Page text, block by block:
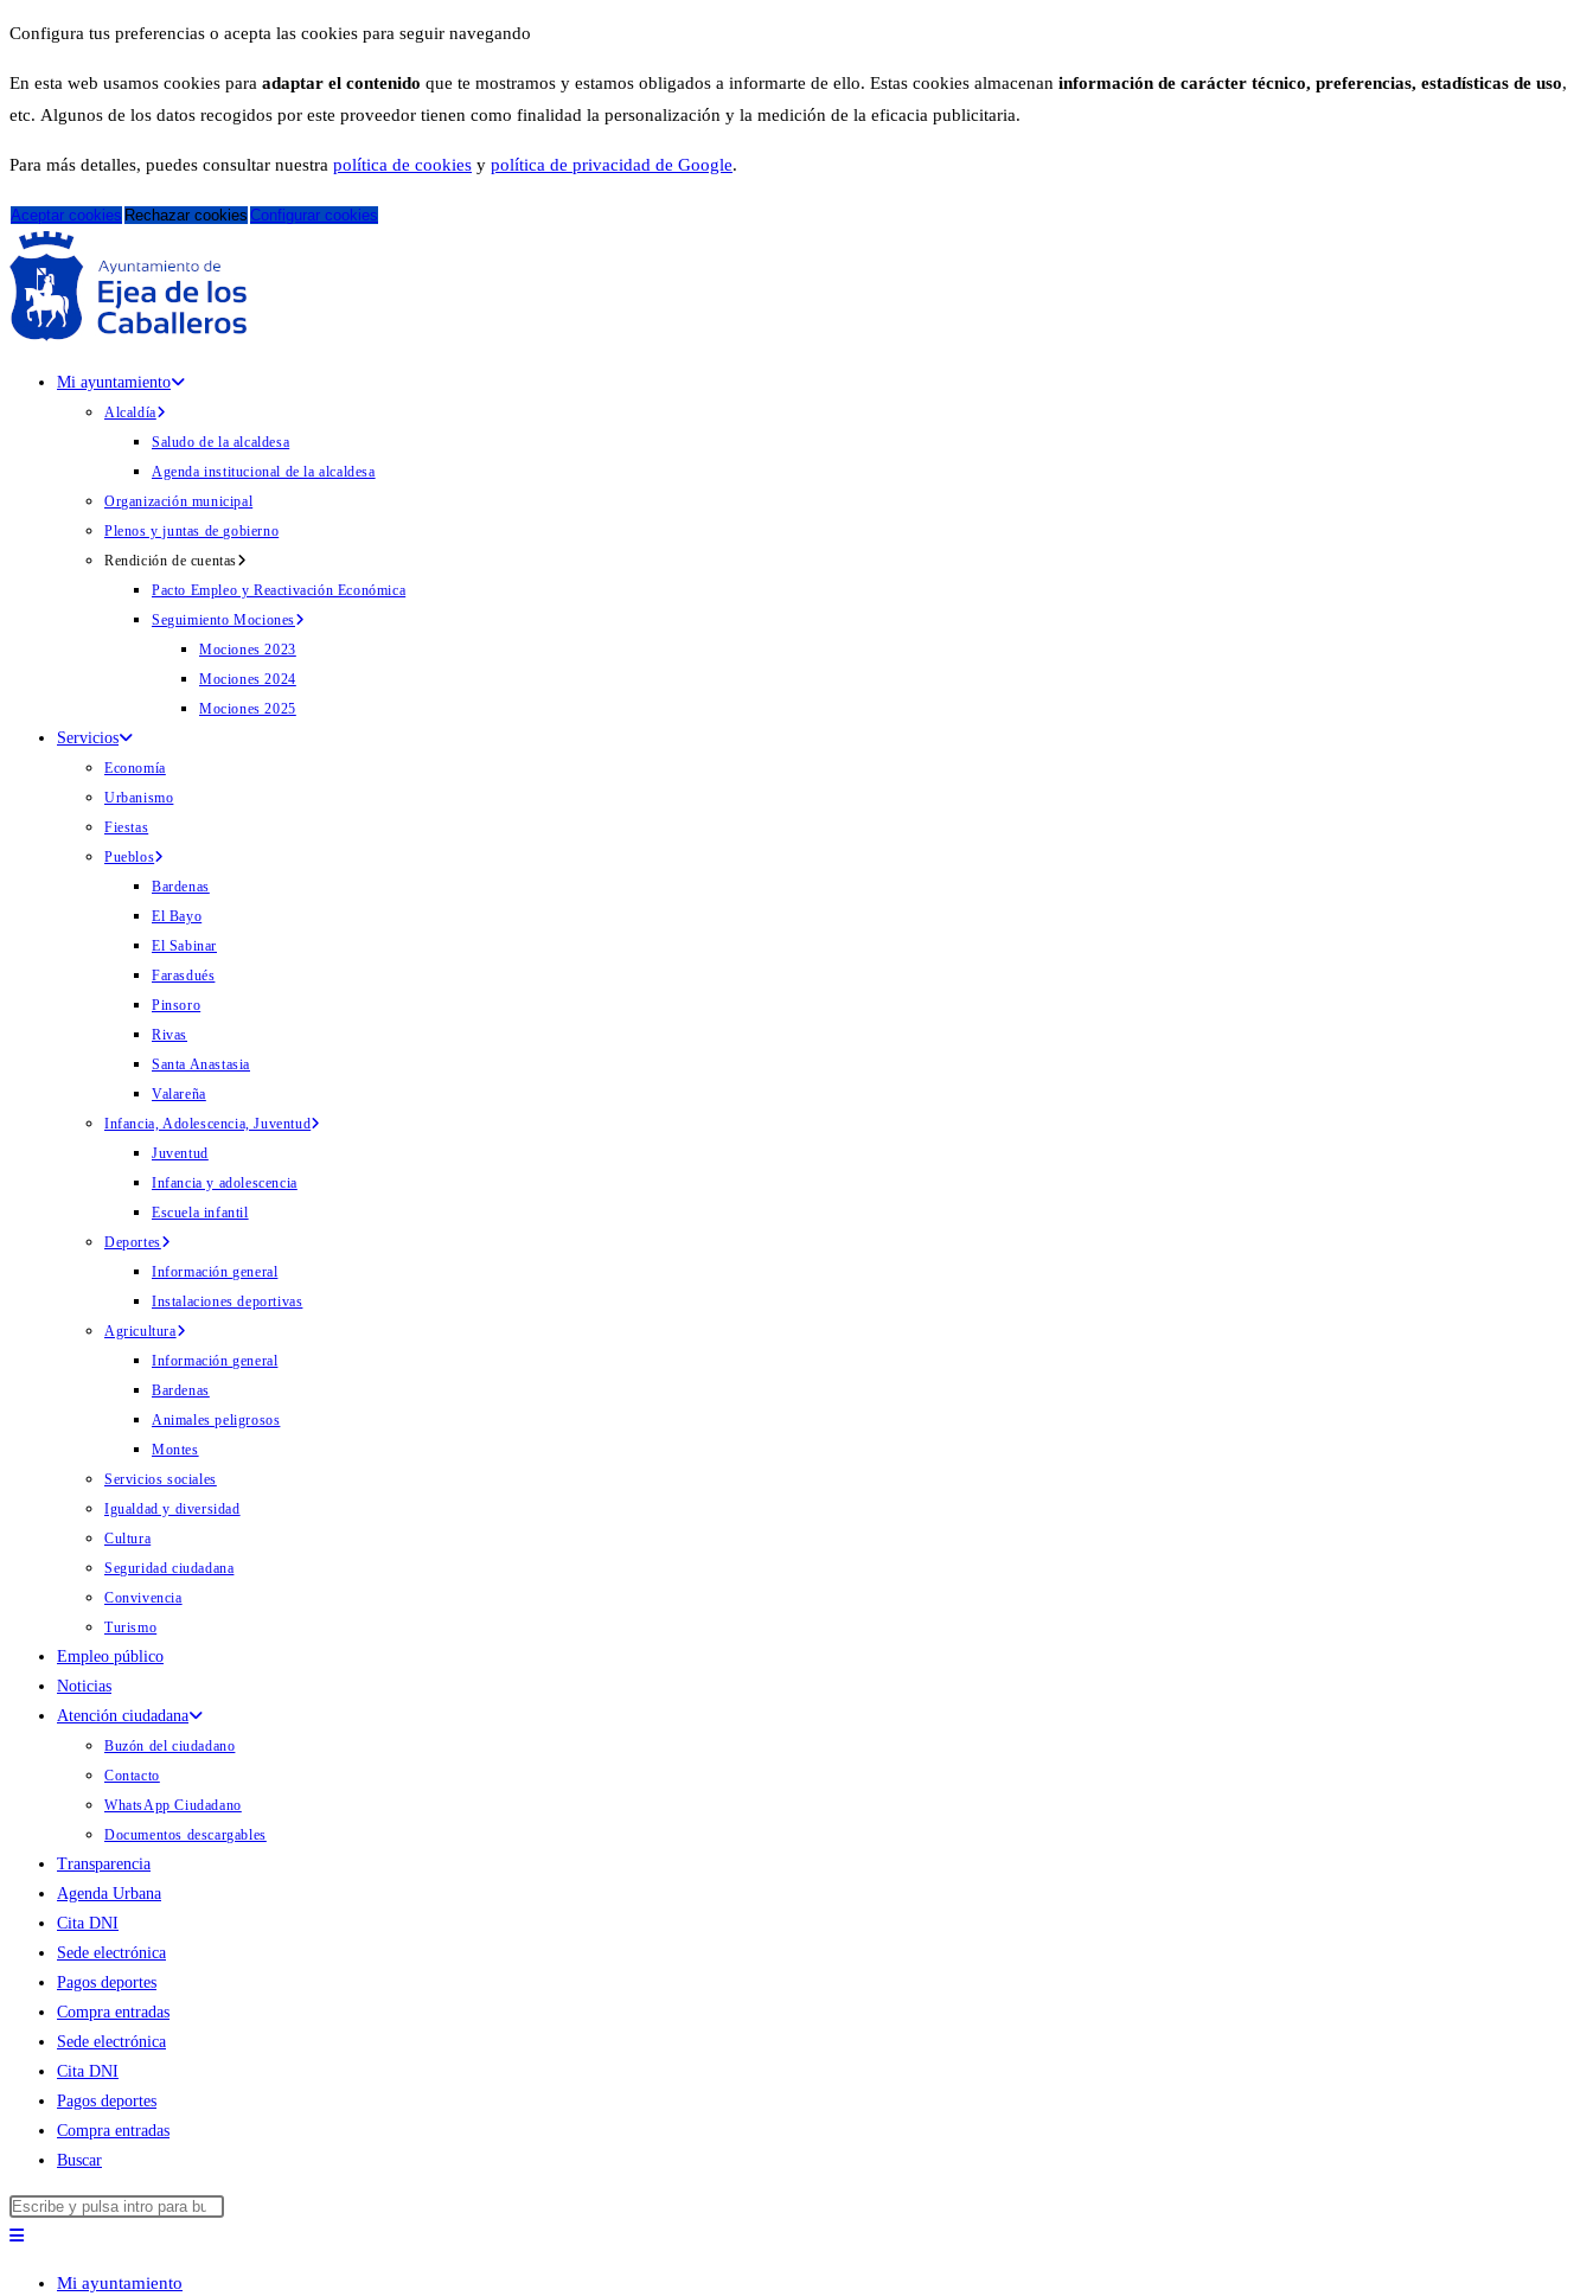
Configura tus preferencias o acepta las cookies para seguir navegando
En esta web usamos cookies para adaptar el contenido que te mostramos y estamos obligados a informarte de ello. Estas cookies almacenan información de carácter técnico, preferencias, estadísticas de uso,
etc. Algunos de los datos recogidos por este proveedor tienen como finalidad la personalización y la medición de la eficacia publicitaria.
Para más detalles, puedes consultar nuestra política de cookies y política de privacidad de Google.
Aceptar cookies Rechazar cookies Configurar cookies
Mi ayuntamiento
Alcaldía
Saludo de la alcaldesa
Agenda institucional de la alcaldesa
Organización municipal
Plenos y juntas de gobierno
Rendición de cuentas
Pacto Empleo y Reactivación Económica
Seguimiento Mociones
Mociones 2023
Mociones 2024
Mociones 2025
Servicios
Economía
Urbanismo
Fiestas
Pueblos
Bardenas
El Bayo
El Sabinar
Farasdués
Pinsoro
Rivas
Santa Anastasia
Valareña
Infancia, Adolescencia, Juventud
Juventud
Infancia y adolescencia
Escuela infantil
Deportes
Información general
Instalaciones deportivas
Agricultura
Información general
Bardenas
Animales peligrosos
Montes
Servicios sociales
Igualdad y diversidad
Cultura
Seguridad ciudadana
Convivencia
Turismo
Empleo público
Noticias
Atención ciudadana
Buzón del ciudadano
Contacto
WhatsApp Ciudadano
Documentos descargables
Transparencia
Agenda Urbana
Cita DNI
Sede electrónica
Pagos deportes
Compra entradas
Sede electrónica
Cita DNI
Pagos deportes
Compra entradas
Buscar
Buscar
en
Mi ayuntamiento